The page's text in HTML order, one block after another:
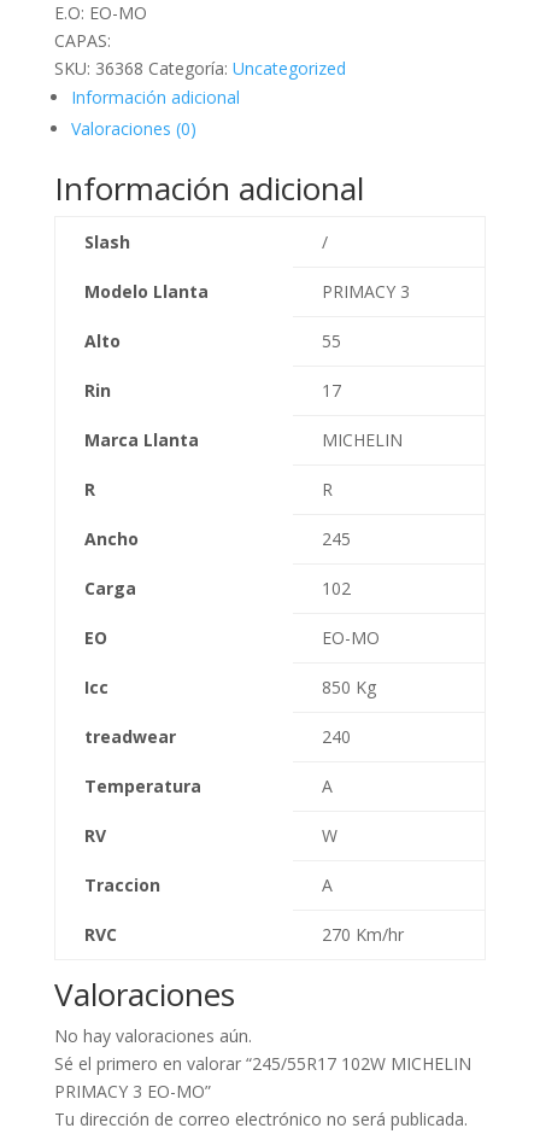
E.O: EO-MO
CAPAS:
SKU: 36368 Categoría: Uncategorized
Información adicional
Valoraciones (0)
Información adicional
Slash /
Modelo Llanta PRIMACY 3
Alto 55
Rin 17
Marca Llanta MICHELIN
R R
Ancho 245
Carga 102
EO EO-MO
Icc 850 Kg
treadwear 240
Temperatura A
RV W
Traccion A
RVC 270 Km/hr
Valoraciones
No hay valoraciones aún.
Sé el primero en valorar “245/55R17 102W MICHELIN
PRIMACY 3 EO-MO”
Tu dirección de correo electrónico no será publicada.